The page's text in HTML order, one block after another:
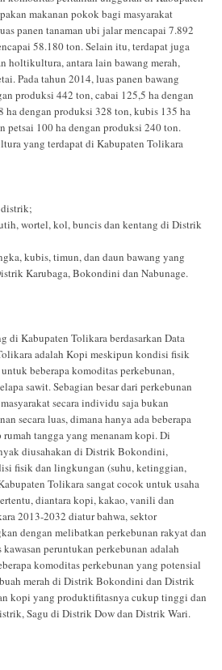
makanan pokok bagi masyarakat
panen tanaman ubi jalar mencapai 7.892
58.180 ton. Selain itu, terdapat juga
holtikultura, antara lain bawang merah,
Pada tahun 2014, luas panen bawang
produksi 442 ton, cabai 125,5 ha dengan
ha dengan produksi 328 ton, kubis 135 ha
petsai 100 ha dengan produksi 240 ton.
yang terdapat di Kabupaten Tolikara
wortel, kol, buncis dan kentang di Distrik
kubis, timun, dan daun bawang yang
Karubaga, Bokondini dan Nabunage.
di Kabupaten Tolikara berdasarkan Data
adalah Kopi meskipun kondisi fisik
beberapa komoditas perkebunan,
sawit. Sebagian besar dari perkebunan
secara individu saja bukan
secara luas, dimana hanya ada beberapa
tangga yang menanam kopi. Di
diusahakan di Distrik Bokondini,
fisik dan lingkungan (suhu, ketinggian,
Tolikara sangat cocok untuk usaha
diantara kopi, kakao, vanili dan
2013-2032 diatur bahwa, sektor
dengan melibatkan perkebunan rakyat dan
kawasan peruntukan perkebunan adalah
komoditas perkebunan yang potensial
merah di Distrik Bokondini dan Distrik
kopi yang produktifitasnya cukup tinggi dan
Sagu di Distrik Dow dan Distrik Wari.